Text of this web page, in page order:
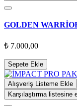
GOLDEN
₺ 7.000,00
Sepete Ekle
Alışveriş Listeme Ekle
Karşılaştırma listesine